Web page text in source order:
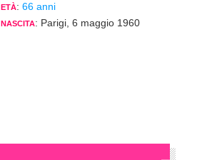
ETÀ: 66 anni
NASCITA: Parigi, 6 maggio 1960